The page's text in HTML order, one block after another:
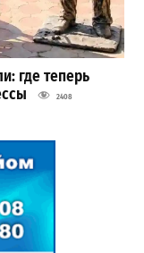
где теперь
2408